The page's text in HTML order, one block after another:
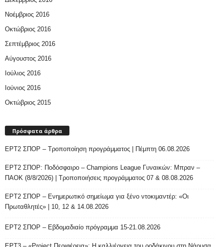
Νοέμβριος 2016
Οκτώβριος 2016
Σεπτέμβριος 2016
Αύγουστος 2016
Ιούλιος 2016
Ιούνιος 2016
Οκτώβριος 2015
Πρόσφατα άρθρα
ΕΡΤ2 ΣΠΟΡ – Τροποποίηση προγράμματος | Πέμπτη 06.08.2026
ΕΡΤ2 ΣΠΟΡ: Ποδόσφαιρο – Champions League Γυναικών: Μπραν –
ΠΑΟΚ (8/8/2026) | Τροποποιήσεις προγράμματος 07 & 08.08.2026
ΕΡΤ2 ΣΠΟΡ – Ενημερωτικό σημείωμα για ξένο ντοκιμαντέρ: «Οι
Πρωταθλητές» | 10, 12 & 14.08.2026
ΕΡΤ2 ΣΠΟΡ – Εβδομαδιαίο πρόγραμμα 15-21.08.2026